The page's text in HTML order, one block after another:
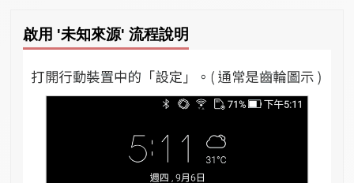
啟用 '未知來源' 流程說明